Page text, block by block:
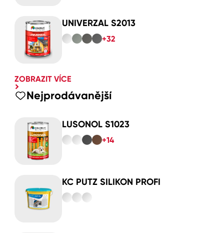
UNIVERZAL S2013
+32
ZOBRAZIT VÍCE
Nejprodávanější
LUSONOL S1023
+14
KC PUTZ SILIKON PROFI